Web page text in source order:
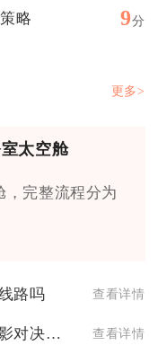
略 9分
更多>
太空舱
，完整流程分为
路吗 查看详情
有什么战术可以用于光影对决手游中的野区战斗 查看详情